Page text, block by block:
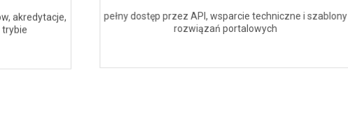
akredytacje,
trybie
pełny dostęp przez API, wsparcie techniczne i szablony
rozwiązań portalowych